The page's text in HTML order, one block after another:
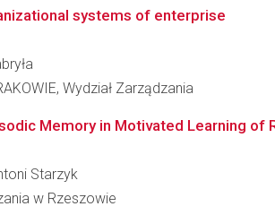
systems of enterprise
Wydział Zarządzania
Memory in Motivated Learning of
Starzyk
w Rzeszowie